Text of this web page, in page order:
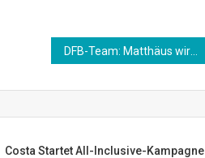
Costa Startet All-Inclusive-Kampagne